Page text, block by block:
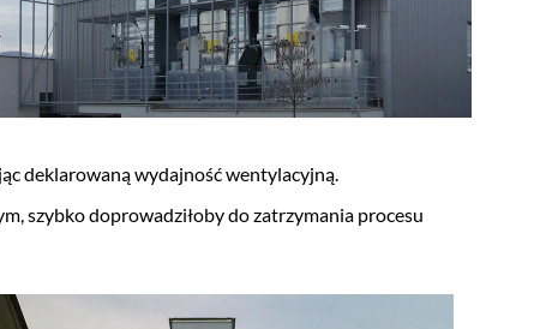
deklarowaną wydajność wentylacyjną.
szybko doprowadziłoby do zatrzymania procesu